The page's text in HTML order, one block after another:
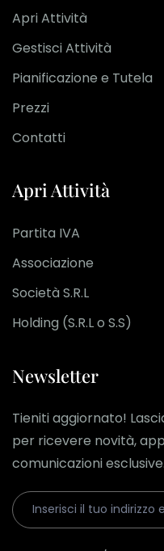
Apri Attività
Gestisci Attività
Pianificazione e Tutela
Prezzi
Contatti
Apri Attività
Partita IVA
Associazione
Società S.R.L
Holding (S.R.L o S.S)
Newsletter
Tieniti aggiornato!
per ricevere novità,
comunicazioni esclusive.